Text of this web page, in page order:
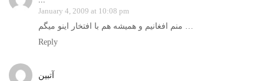
January 4, 2009 at 10:08 pm
Reply
آتبین